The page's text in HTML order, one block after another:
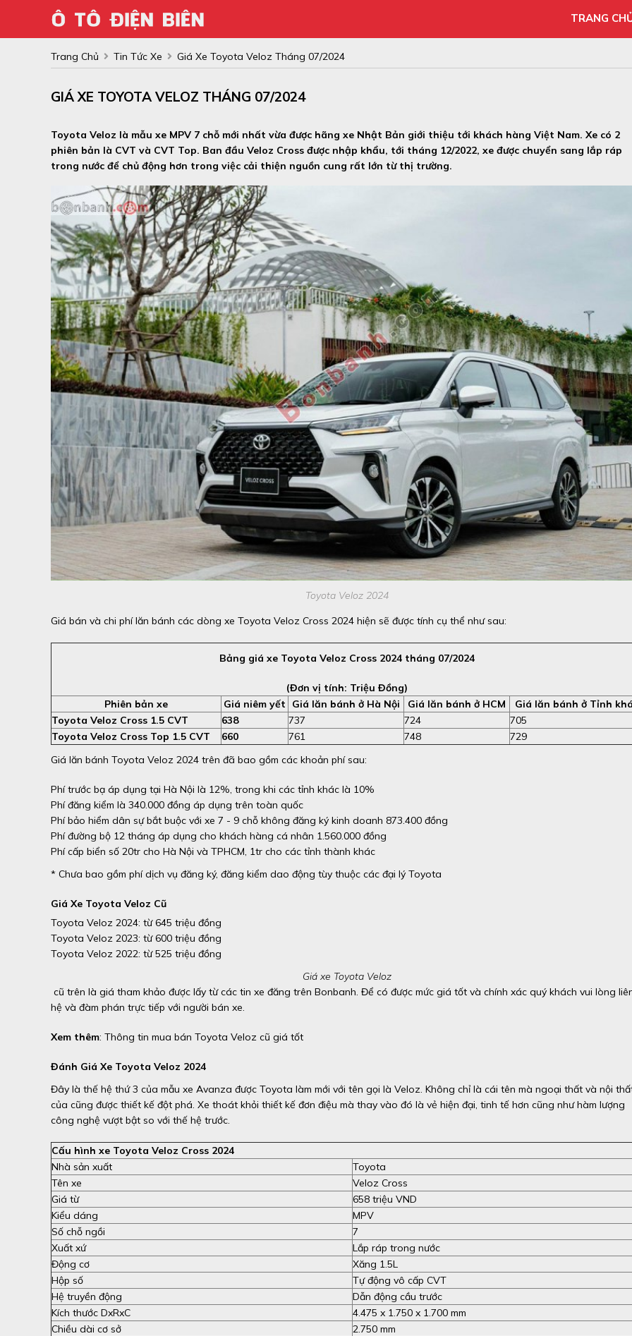
TRANG
Trang Chủ Tin Tức Xe Giá Xe Toyota Veloz Tháng 07/2024
GIÁ XE TOYOTA VELOZ THÁNG 07/2024
Toyota Veloz là mẫu xe MPV 7 chỗ mới nhất vừa được hãng xe Nhật Bản giới thiệu tới khách hàng Việt Nam. Xe có 2
phiên bản là CVT và CVT Top. Ban đầu Veloz Cross được nhập khẩu, tới tháng 12/2022, xe được chuyển sang lắp ráp
trong nước để chủ động hơn trong việc cải thiện nguồn cung rất lớn từ thị trường.
Toyota Veloz 2024
Giá bán và chi phí lăn bánh các dòng xe Toyota Veloz Cross 2024 hiện sẽ được tính cụ thể như sau:
Bảng giá xe Toyota Veloz Cross 2024 tháng 07/2024
(Đơn vị tính: Triệu Đồng)
Phiên bản xe
Giá niêm yết Giá lăn bánh ở Hà Nội Giá lăn bánh ở HCM
Giá lăn bánh ở Tỉnh
Toyota Veloz Cross 1.5 CVT
638 737 724
705
Toyota Veloz Cross Top 1.5 CVT
660 761 748
729
Giá lăn bánh Toyota Veloz 2024 trên đã bao gồm các khoản phí sau:
Phí trước bạ áp dụng tại Hà Nội là 12%, trong khi các tỉnh khác là 10%
Phí đăng kiểm là 340.000 đồng áp dụng trên toàn quốc
Phí bảo hiểm dân sự bắt buộc với xe 7 - 9 chỗ không đăng ký kinh doanh 873.400 đồng
Phí đường bộ 12 tháng áp dụng cho khách hàng cá nhân 1.560.000 đồng
Phí cấp biển số 20tr cho Hà Nội và TPHCM, 1tr cho các tỉnh thành khác
* Chưa bao gồm phí dịch vụ đăng ký, đăng kiểm dao động tùy thuộc các đại lý Toyota
Giá Xe Toyota Veloz Cũ
Toyota Veloz 2024: từ 645 triệu đồng
Toyota Veloz 2023: từ 600 triệu đồng
Toyota Veloz 2022: từ 525 triệu đồng
Giá xe Toyota Veloz
cũ trên là giá tham khảo được lấy từ các tin xe đăng trên Bonbanh. Để có được mức giá tốt và chính xác quý khách vui lòng
hệ và đàm phán trực tiếp với người bán xe.
Xem thêm: Thông tin mua bán Toyota Veloz cũ giá tốt
Đánh Giá Xe Toyota Veloz 2024
Đây là thế hệ thứ 3 của mẫu xe Avanza được Toyota làm mới với tên gọi là Veloz. Không chỉ là cái tên mà ngoại thất và nội
của cũng được thiết kế đột phá. Xe thoát khỏi thiết kế đơn điệu mà thay vào đó là vẻ hiện đại, tinh tế hơn cũng như hàm lượng
công nghệ vượt bật so với thế hệ trước.
Cấu hình xe Toyota Veloz Cross 2024
Nhà sản xuất
Toyota
Tên xe
Veloz Cross
Giá từ
658 triệu VND
Kiểu dáng
MPV
Số chỗ ngồi
7
Xuất xứ
Lắp ráp trong nước
Động cơ
Xăng 1.5L
Hộp số
Tự động vô cấp CVT
Hệ truyền động
Dẫn động cầu trước
Kích thước DxRxC
4.475 x 1.750 x 1.700 mm
Chiều dài cơ sở
2.750 mm